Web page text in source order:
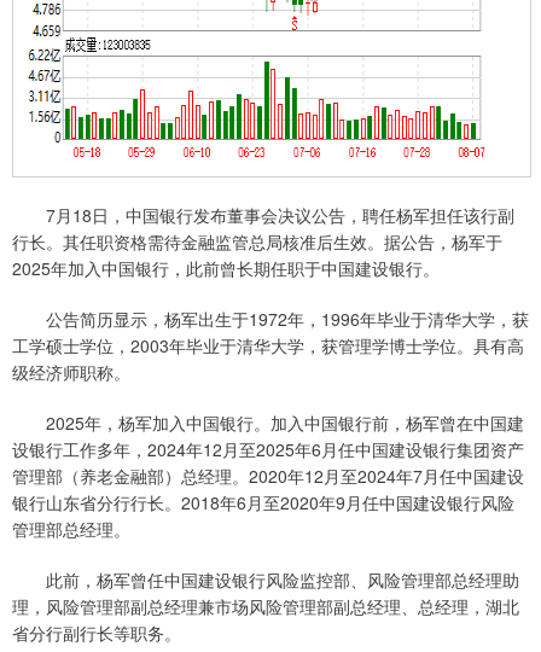
7月18日，中国银行发布董事会决议公告，聘任杨军担任该行副
行长。其任职资格需待金融监管总局核准后生效。据公告，杨军于
2025年加入中国银行，此前曾长期任职于中国建设银行。
公告简历显示，杨军出生于1972年，1996年毕业于清华大学，获
工学硕士学位，2003年毕业于清华大学，获管理学博士学位。具有高
级经济师职称。
2025年，杨军加入中国银行。加入中国银行前，杨军曾在中国建
设银行工作多年，2024年12月至2025年6月任中国建设银行集团资产
管理部（养老金融部）总经理。2020年12月至2024年7月任中国建设
银行山东省分行行长。2018年6月至2020年9月任中国建设银行风险
管理部总经理。
此前，杨军曾任中国建设银行风险监控部、风险管理部总经理助
理，风险管理部副总经理兼市场风险管理部副总经理、总经理，湖北
省分行副行长等职务。